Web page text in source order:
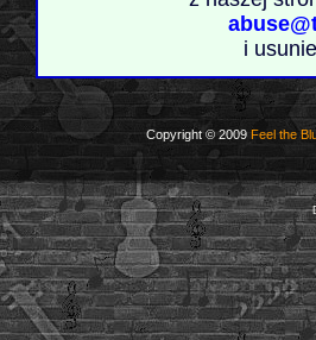
i
Copyright © 2009 Feel the